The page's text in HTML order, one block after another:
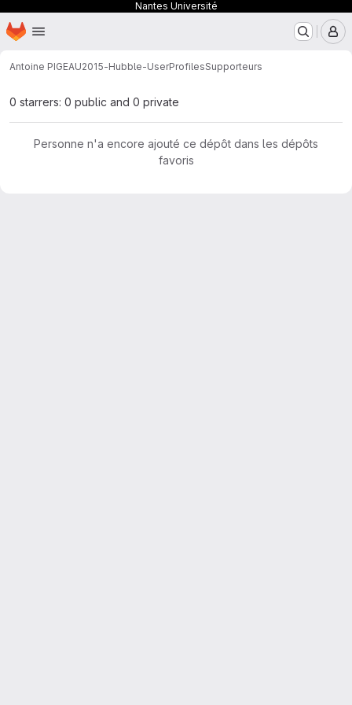
Nantes Université
Passer au contenu principal
Page d'accueil
Antoine PIGEAU2015-Hubble-UserProfilesSupporteurs
0 starrers: 0 public and 0 private
Personne n'a encore ajouté ce dépôt dans les dépôts
favoris